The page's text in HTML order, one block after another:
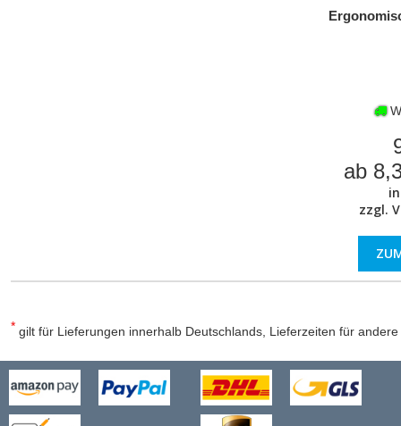
ab
zzgl.
* gilt für Lieferungen innerhalb Deutschlands, Lieferzeiten für